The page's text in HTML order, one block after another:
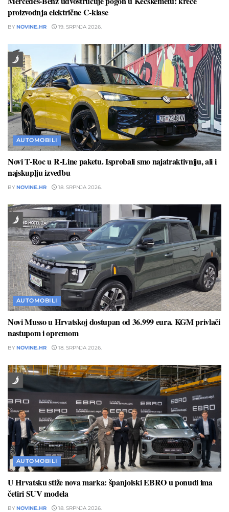
proizvodnja električne C-klase
BY NOVINE.HR 19. SRPNJA 2026.
AUTOMOBILI
Novi T-Roc u R-Line paketu. Isprobali smo najatraktivniju, ali i
najskuplju izvedbu
BY NOVINE.HR 18. SRPNJA 2026.
AUTOMOBILI
Novi Musso u Hrvatskoj dostupan od 36.999 eura. KGM privlači
nastupom i opremom
BY NOVINE.HR 18. SRPNJA 2026.
AUTOMOBILI
U Hrvatsku stiže nova marka: španjolski EBRO u ponudi ima
četiri SUV modela
BY NOVINE.HR 18. SRPNJA 2026.